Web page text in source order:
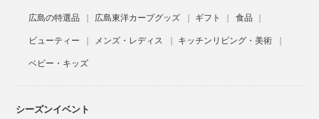
広島の特選品 広島東洋カープグッズ ギフト 食品
ビューティー メンズ・レディス キッチンリビング・美術
ベビー・キッズ
シーズンイベント